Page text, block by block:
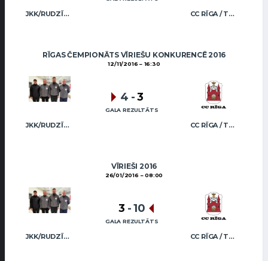
JKK/RUDZĪTIS CC RĪGA / TRUKŠĀNS
RĪGAS ČEMPIONĀTS VĪRIEŠU KONKURENCĒ 2016
12/11/2016 16:30
JKK/RUDZĪTIS CC RĪGA / TRUKŠĀNS
4 -3
GALA REZULTĀTS
VĪRIEŠI 2016
26/01/2016 08:00
JKK/RUDZĪTIS CC RĪGA / TRUKŠĀNS
3 - 10
GALA REZULTĀTS